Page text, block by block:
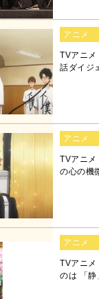
アニメ
TVアニメ
話ダイジ
アニメ
TVアニメ
の心の機
アニメ
TVアニメ
のは 「静